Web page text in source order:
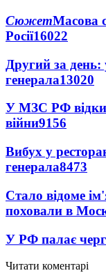
СюжетМасова
Росії16022
Другий за
генерала13020
У МЗС РФ
війни9156
Вибух у
генерала8473
Стало відоме
поховали в
У РФ палає
Читати коментарі